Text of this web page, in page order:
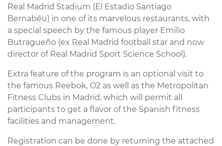
Real Madrid Stadium (El Estadio Santiago
Bernabéu) in one of its marvelous restaurants, with
a special speech by the famous player Emilio
Butragueño (ex Real Madrid football star and now
director of Real Madrid Sport Science School).
Extra feature of the program is an optional visit to
the famous Reebok, O2 as well as the Metropolitan
Fitness Clubs in Madrid, which will permit all
participants to get a flavor of the Spanish fitness
facilities and management.
Registration can be done by returning the attached